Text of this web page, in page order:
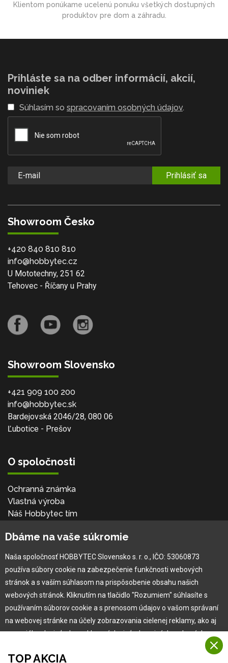
Klientom ponúkame ucelenú ponuku všetkých dostupných
produktov pre dom a záhradu.
Prihláste sa na odber informácií, akcií,
noviniek
Súhlasím so spracovaním osobných údajov.
Prihlásiť sa
Showroom Česko
+420 840 810 810
info@hobbytec.cz
U Mototechny, 251 62
Tehovec - Říčany u Prahy
Showroom Slovensko
+421 909 100 200
info@hobbytec.sk
Bardejovská 2046/28, 080 06
Ľubotice - Prešov
O spoločnosti
Ochranná známka
Vlastná výroba
Náš Hobbytec tím
Naša história
Pre zákazníka
Garancia najlepšej ceny
Užívateľský manuál
Reklamácia
TOP AKCIA
Dbáme na vaše súkromie
Naša spoločnosť HOBBYTEC Slovensko s. r. o., IČO: 53060873
používa súbory cookie na zabezpečenie funkčnosti webových
stránok a s vaším súhlasom na prispôsobenie obsahu našich
webových stránok. Kliknutím na tlačidlo "Rozumiem" súhlasíte s
používaním súborov cookie a s prenosom údajov o vašom správaní
na webovej stránke na účely zobrazovania cielenej reklamy, ako aj
na sociálnych sieťach a reklamných sieťach na iných webových